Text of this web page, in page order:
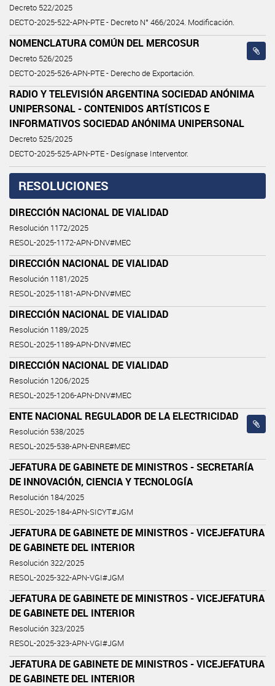
Decreto 522/2025
DECTO-2025-522-APN-PTE - Decreto N° 466/2024. Modificación.
NOMENCLATURA COMÚN DEL MERCOSUR
Decreto 526/2025
DECTO-2025-526-APN-PTE - Derecho de Exportación.
RADIO Y TELEVISIÓN ARGENTINA SOCIEDAD ANÓNIMA
UNIPERSONAL - CONTENIDOS ARTÍSTICOS E
INFORMATIVOS SOCIEDAD ANÓNIMA UNIPERSONAL
Decreto 525/2025
DECTO-2025-525-APN-PTE - Desígnase Interventor.
RESOLUCIONES
DIRECCIÓN NACIONAL DE VIALIDAD
Resolución 1172/2025
RESOL-2025-1172-APN-DNV#MEC
DIRECCIÓN NACIONAL DE VIALIDAD
Resolución 1181/2025
RESOL-2025-1181-APN-DNV#MEC
DIRECCIÓN NACIONAL DE VIALIDAD
Resolución 1189/2025
RESOL-2025-1189-APN-DNV#MEC
DIRECCIÓN NACIONAL DE VIALIDAD
Resolución 1206/2025
RESOL-2025-1206-APN-DNV#MEC
ENTE NACIONAL REGULADOR DE LA ELECTRICIDAD
Resolución 538/2025
RESOL-2025-538-APN-ENRE#MEC
JEFATURA DE GABINETE DE MINISTROS - SECRETARÍA
DE INNOVACIÓN, CIENCIA Y TECNOLOGÍA
Resolución 184/2025
RESOL-2025-184-APN-SICYT#JGM
JEFATURA DE GABINETE DE MINISTROS - VICEJEFATURA
DE GABINETE DEL INTERIOR
Resolución 322/2025
RESOL-2025-322-APN-VGI#JGM
JEFATURA DE GABINETE DE MINISTROS - VICEJEFATURA
DE GABINETE DEL INTERIOR
Resolución 323/2025
RESOL-2025-323-APN-VGI#JGM
JEFATURA DE GABINETE DE MINISTROS - VICEJEFATURA
DE GABINETE DEL INTERIOR